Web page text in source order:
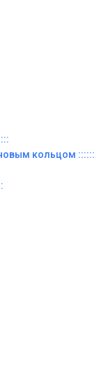
кольцом ::::::